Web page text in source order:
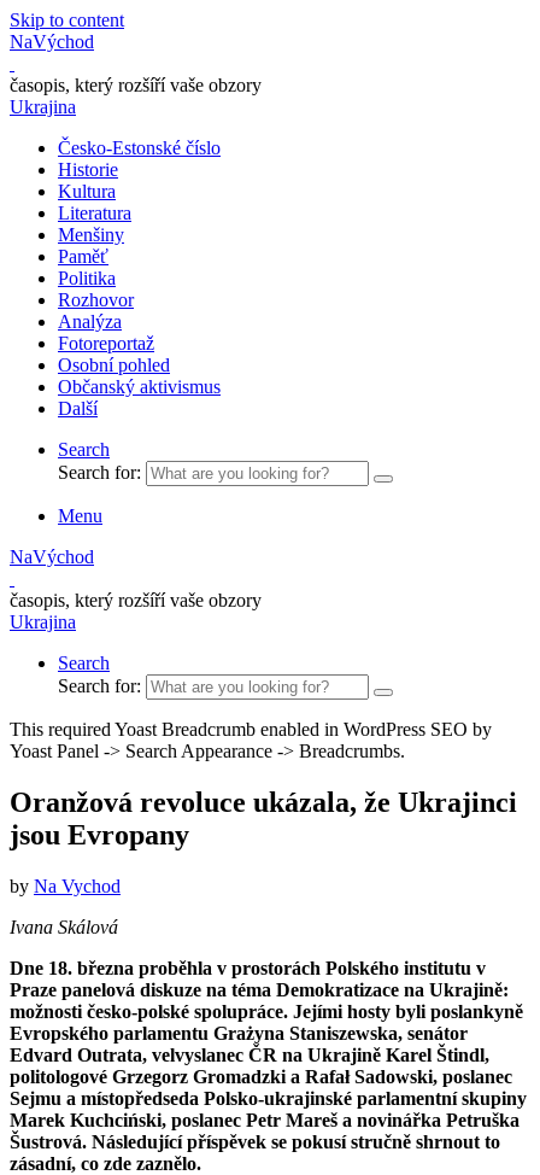
Skip to content
NaVýchod
časopis, který rozšíří vaše obzory
Ukrajina
Česko-Estonské číslo
Historie
Kultura
Literatura
Menšiny
Paměť
Politika
Rozhovor
Analýza
Fotoreportaž
Osobní pohled
Občanský aktivismus
Další
Search
Search for:
Menu
NaVýchod
časopis, který rozšíří vaše obzory
Ukrajina
Search
Search for:
This required Yoast Breadcrumb enabled in WordPress SEO by
Yoast Panel -> Search Appearance -> Breadcrumbs.
Oranžová revoluce ukázala, že Ukrajinci
jsou Evropany
by Na Vychod
Ivana Skálová
Dne 18. března proběhla v prostorách Polského institutu v
Praze panelová diskuze na téma Demokratizace na Ukrajině:
možnosti česko-polské spolupráce. Jejími hosty byli poslankyně
Evropského parlamentu Grażyna Staniszewska, senátor
Edvard Outrata, velvyslanec ČR na Ukrajině Karel Štindl,
politologové Grzegorz Gromadzki a Rafał Sadowski, poslanec
Sejmu a místopředseda Polsko-ukrajinské parlamentní skupiny
Marek Kuchciński, poslanec Petr Mareš a novinářka Petruška
Šustrová. Následující přís­pěvek se pokusí stručně shrnout to
zásadní, co zde zaznělo.